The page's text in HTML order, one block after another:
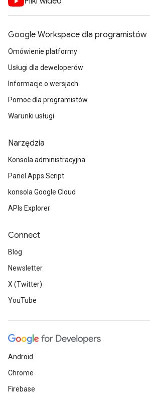
Google Workspace dla programistów
Omówienie platformy
Usługi dla deweloperów
Informacje o wersjach
Pomoc dla programistów
Warunki usługi
Narzędzia
Konsola administracyjna
Panel Apps Script
konsola Google Cloud
APIs Explorer
Connect
Blog
Newsletter
X (Twitter)
YouTube
Android
Chrome
Firebase